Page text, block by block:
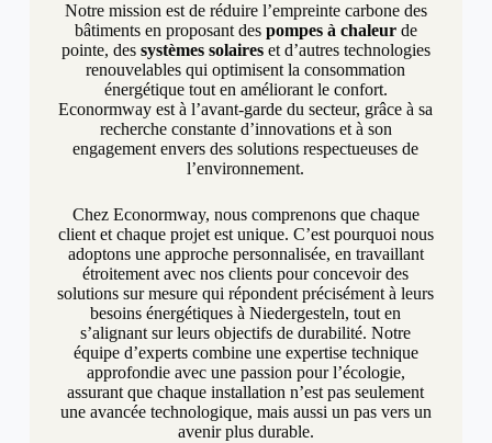
Notre mission est de réduire l’empreinte carbone des
bâtiments en proposant des pompes à chaleurde
pointe, des systèmes solaireset d’autres technologies
renouvelables qui optimisent la consommation
énergétique tout en améliorant le confort.
Econormway est à l’avant-garde du secteur, grâce à sa
recherche constante d’innovations et à son
engagement envers des solutions respectueuses de
l’environnement.
Chez Econormway, nous comprenons que chaque
client et chaque projet est unique. C’est pourquoi nous
adoptons une approche personnalisée, en travaillant
étroitement avec nos clients pour concevoir des
solutions sur mesure qui répondent précisément à leurs
besoins énergétiques à Niedergesteln, tout en
s’alignant sur leurs objectifs de durabilité. Notre
équipe d’experts combine une expertise technique
approfondie avec une passion pour l’écologie,
assurant que chaque installation n’est pas seulement
une avancée technologique, mais aussi un pas vers un
avenir plus durable.